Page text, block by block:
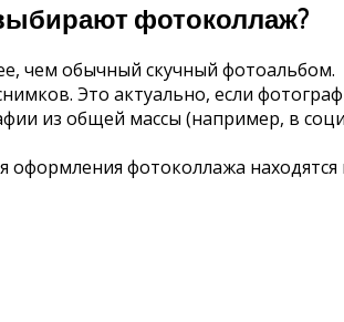
фотоколлаж?
чем обычный скучный фотоальбом.
Это актуально, если
из общей массы (например, в
фотоколлажа